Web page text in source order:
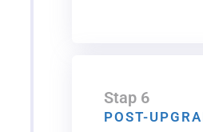
Stap 6
POST-